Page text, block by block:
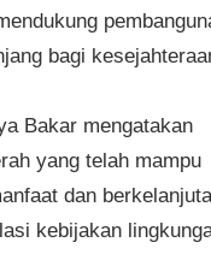
bagi
Bakar mengatakan
yang telah mampu
dan
kebijakan